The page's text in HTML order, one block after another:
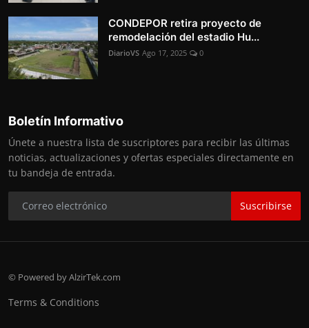
CONDEPOR retira proyecto de
remodelación del estadio Hu...
DiarioVS Ago 17, 2025 0
Boletín Informativo
Únete a nuestra lista de suscriptores para recibir las últimas
noticias, actualizaciones y ofertas especiales directamente en
tu bandeja de entrada.
Suscribirse
© Powered by AlzirTek.com
Terms & Conditions